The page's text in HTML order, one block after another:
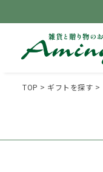
TOP ギフトを探す